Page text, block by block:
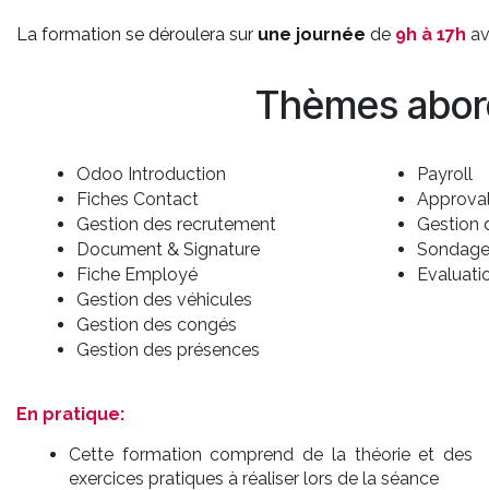
La formation se déroulera sur une journée de 9h à 17h
Thèmes
Odoo Introduction
Fiches Contact
Gestion des recrutement
Document & Signature
Fiche Employé
Gestion des véhicules
Gestion des congés
Gestion des présences
Payroll
Gestion
En pratique:
Cette formation comprend de la théorie et des
exercices pratiques à réaliser lors de la séance